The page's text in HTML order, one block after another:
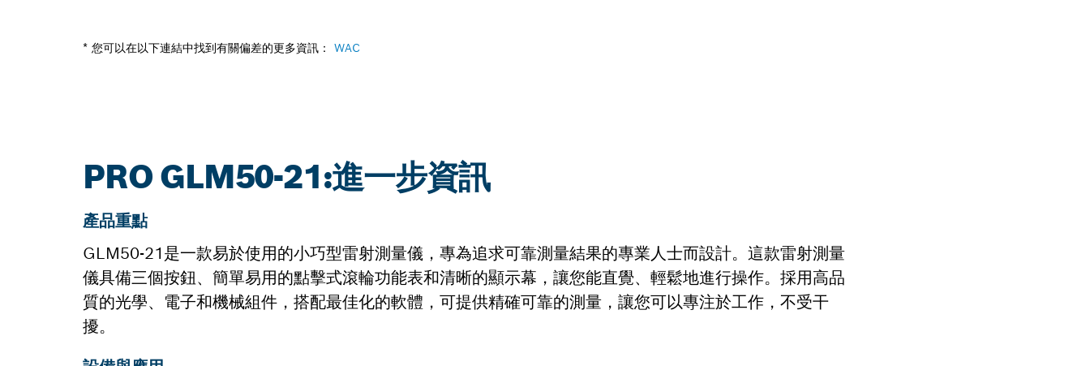
* 您可以在以下連結中找到有關偏差的更多資訊： WAC
PRO GLM50-21:進一步資訊
產品重點
GLM50-21是一款易於使用的小巧型雷射測量儀，專為追求可靠測量結果的專業人士而設計。這款雷射測量
儀具備三個按鈕、簡單易用的點擊式滾輪功能表和清晰的顯示幕，讓您能直覺、輕鬆地進行操作。採用高品
質的光學、電子和機械組件，搭配最佳化的軟體，可提供精確可靠的測量，讓您可以專注於工作，不受干
擾。